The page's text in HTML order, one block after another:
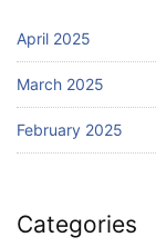
April 2025
March 2025
February 2025
Categories